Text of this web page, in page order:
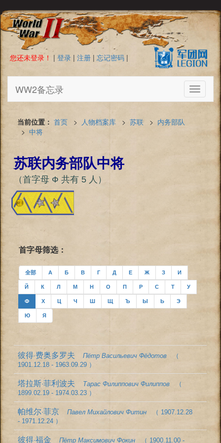
您还未登录！ | 登录 | 注册 | 忘记密码 |
Toggle
WW2备忘录
当前位置： 首页 > 人物档案库 > 苏联 > 内务部队
> 中将
苏联内务部队中将
（首字母 Ф 共有 5 人）
首字母筛选：
全部 А Б В Г Д Е Ж З И
Й К Л М Н О П Р С Т У
Ф Х Ц Ч Ш Щ Ъ Ы Ь Э
Ю Я
彼得·费奥多罗夫Пётр Васильевич Фёдотов
（
1901.12.18 - 1963.09.29 ）
塔拉斯·菲利波夫 Тарас Филиппович Филиппов
（
1899.02.19 - 1974.03.23 ）
帕维尔·菲京Павел Михайлович Фитин
（ 1907.12.28
- 1971.12.24 ）
彼得·福金Пётр Максимович Фокин （ 1900.11.00 -